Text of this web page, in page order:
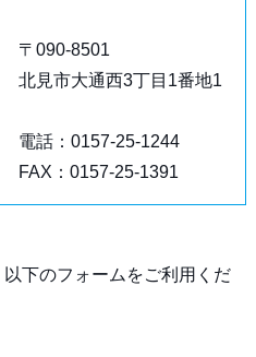
〒090-8501
北見市大通西3丁目1番地1
電話：0157-25-1244
FAX：0157-25-1391
下のフォームをご利用くだ